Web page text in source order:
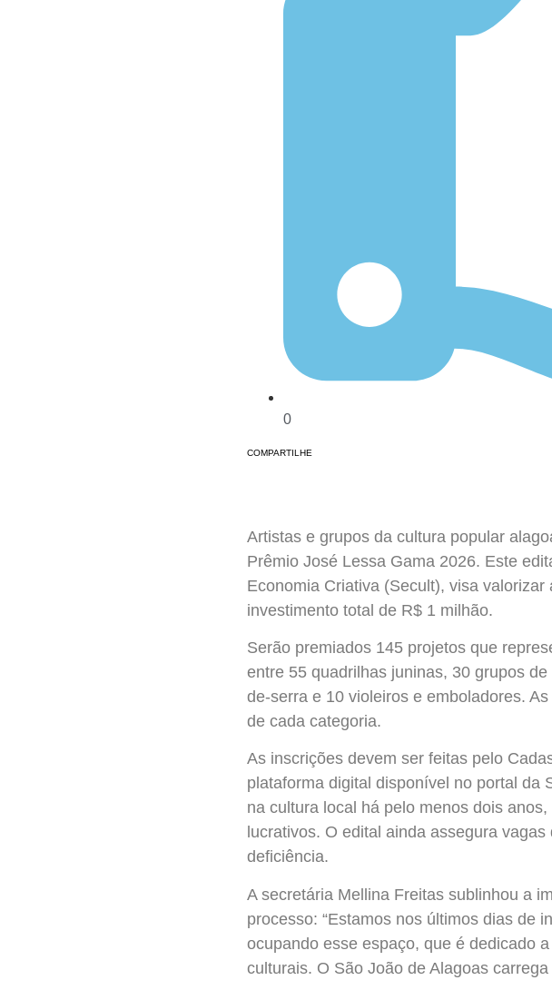
0
COMPARTILHE
Artistas e grupos da cultura popular
Prêmio José Lessa Gama 2026. Este
Economia Criativa (Secult), visa
investimento total de R$ 1 milhão.
Serão premiados 145 projetos que
entre 55 quadrilhas juninas, 30 grupos
de-serra e 10 violeiros e emboladores.
de cada categoria.
As inscrições devem ser feitas pelo
plataforma digital disponível no portal da
na cultura local há pelo menos dois
lucrativos. O edital ainda assegura
deficiência.
A secretária Mellina Freitas sublinhou a
processo: “Estamos nos últimos dias de
ocupando esse espaço, que é dedicado
culturais. O São João de Alagoas